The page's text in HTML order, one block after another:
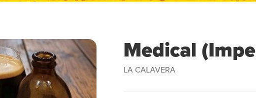
Medical
LA CALAVERA